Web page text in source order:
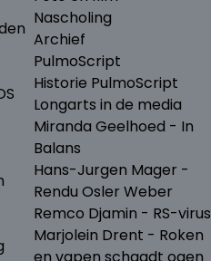
Nascholing
Archief
PulmoScript
Historie PulmoScript
Longarts in de media
Miranda Geelhoed - In
Balans
Hans-Jurgen Mager -
Rendu Osler Weber
Remco Djamin - RS-virus
Marjolein Drent - Roken